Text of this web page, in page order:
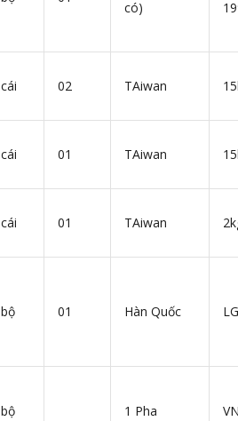
có)
cái 02 TAiwan
cái 01 TAiwan
cái 01 TAiwan
bộ 01 Hàn Quốc LG
bộ 1 Pha